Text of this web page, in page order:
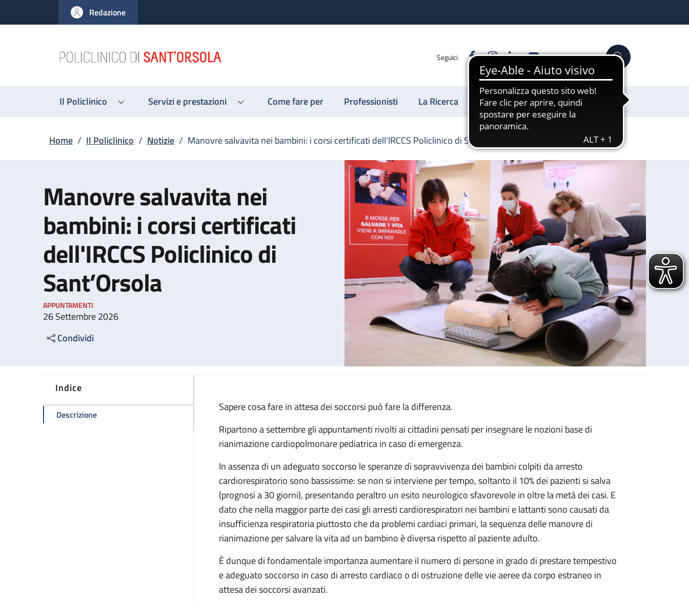
al contenuto principale
to footer content
Redazione
Seguici FacebookInstagram
LinkedinYouTube Cerca
Il Policlinico Servizi e prestazioni Come fare per Professionisti La Ricerca Sostienici
Briciole di pane
Home / Il Policlinico / Notizie / Manovre salvavita nei bambini: i corsi certificati dell'IRCCS Policlinico di Sant’Orsola
Manovre salvavita nei
bambini: i corsi certificati
dell'IRCCS Policlinico di
Sant’Orsola
APPUNTAMENTI
26 Settembre 2026
Condividi
Indice
Descrizionedella pagina Manovre salvavita nei bambini: i corsi certificati dell'IRCCS Policlinico di Sant’Orsola
Sapere cosa fare in attesa dei soccorsi può fare la differenza.
Ripartono a settembre gli appuntamenti rivolti ai cittadini pensati per insegnare le nozioni base di
rianimazione cardiopolmonare pediatrica in caso di emergenza.
In assenza di un adeguato soccorso le speranze di sopravvivenza dei bambini colpiti da arresto
cardiorespiratorio sono bassissime: se non si interviene per tempo, soltanto il 10% dei pazienti si salva
(prognosi a 30 giorni), presentando peraltro un esito neurologico sfavorevole in oltre la metà dei casi. E
dato che nella maggior parte dei casi gli arresti cardiorespiratori nei bambini e lattanti sono causati da
insufficienza respiratoria piuttosto che da problemi cardiaci primari, la sequenza delle manovre di
rianimazione per salvare la vita ad un bambino è diversa rispetto al paziente adulto.
È dunque di fondamentale importanza aumentare il numero di persone in grado di prestare tempestivo
e adeguato soccorso in caso di arresto cardiaco o di ostruzione delle vie aeree da corpo estraneo in
attesa dei soccorsi avanzati.